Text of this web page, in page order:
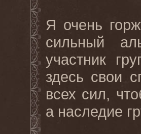
Я очень
сильный
участник
здесь свои
всех сил,
а наследие